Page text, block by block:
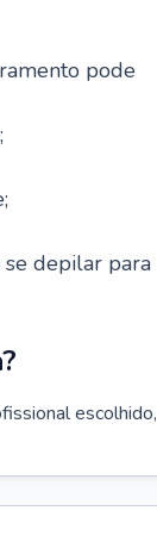
pode
se depilar para
escolhido,